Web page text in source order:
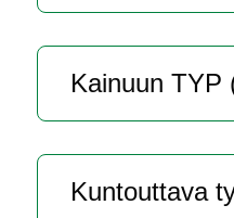
Kai­nuun TYP
Kun­tout­ta­va